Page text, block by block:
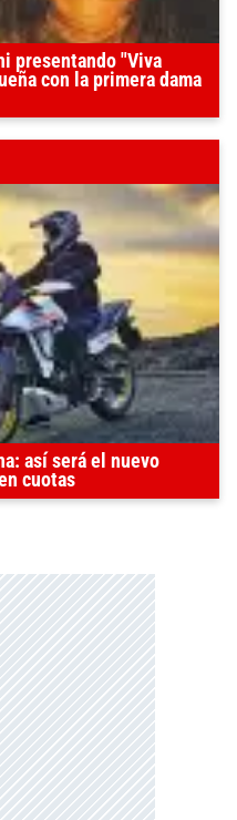
presentando "Viva
con la primera dama
así será el nuevo
cuotas